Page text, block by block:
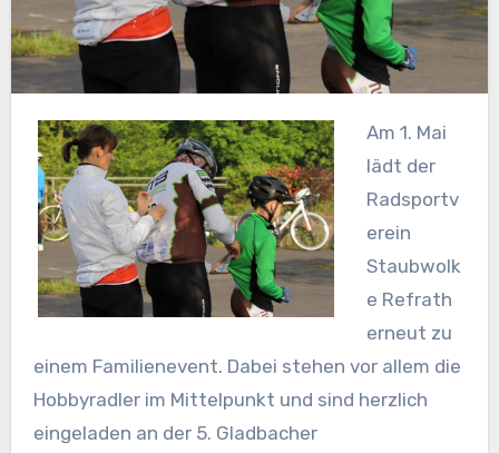
Am 1. Mai
lädt der
Radsportv
erein
Staubwolk
e Refrath
erneut zu
einem Familienevent. Dabei stehen vor allem die
Hobbyradler im Mittelpunkt und sind herzlich
eingeladen an der 5. Gladbacher